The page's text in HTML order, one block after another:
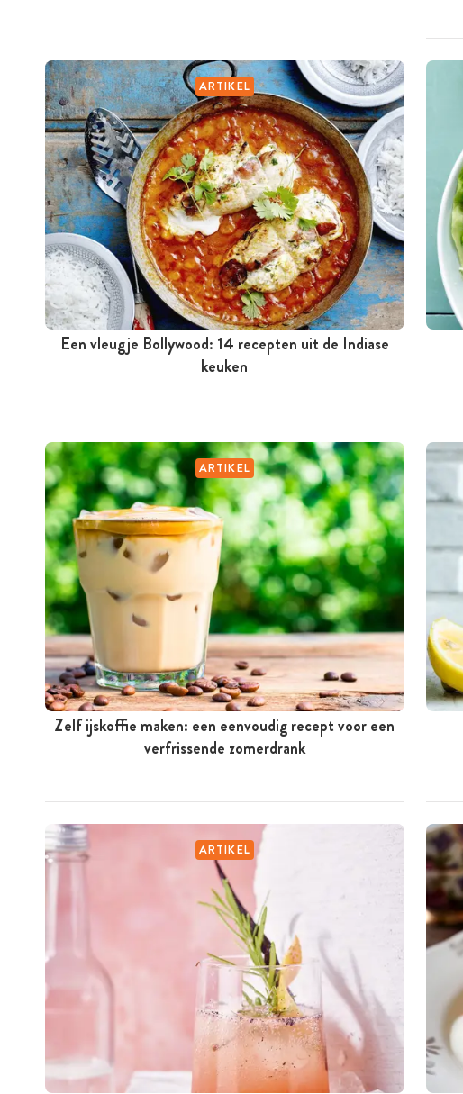
ARTIKEL
Een vleugje Bollywood: 14 recepten uit de Indiase
keuken
ARTIKEL
Zelf ijskoffie maken: een eenvoudig recept voor een
verfrissende zomerdrank
ARTIKEL